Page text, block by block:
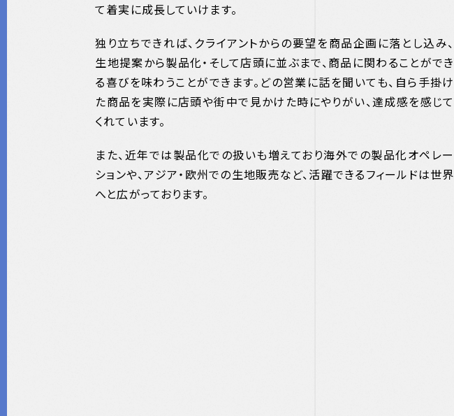
て着実に成長していけます。
独り立ちできれば、クライアントからの要望を商品企画に落とし込み、
生地提案から製品化・そして店頭に並ぶまで、商品に関わることができ
る喜びを味わうことができます。どの営業に話を聞いても、自ら手掛け
た商品を実際に店頭や街中で見かけた時にやりがい、達成感を感じて
くれています。
また、近年では製品化での扱いも増えており海外での製品化オペレー
ションや、アジア・欧州での生地販売など、活躍できるフィールドは世界
へと広がっております。